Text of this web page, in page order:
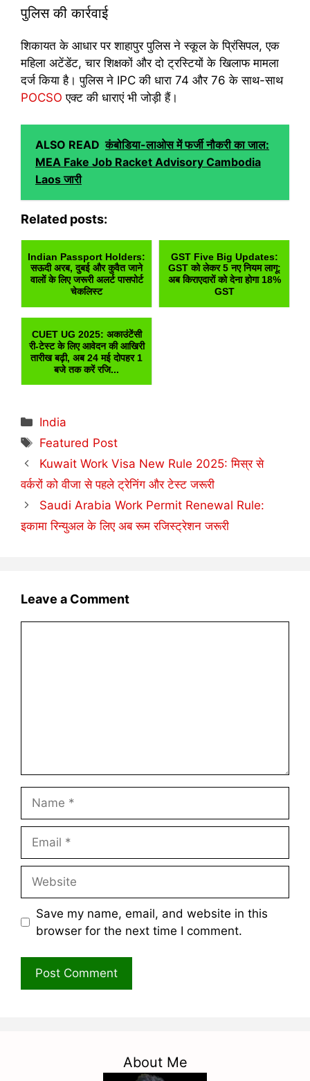
पुलिस की कार्रवाई
शिकायत के आधार पर शाहापुर पुलिस ने स्कूल के प्रिंसिपल, एक
महिला अटेंडेंट, चार शिक्षकों और दो ट्रस्टियों के खिलाफ मामला
दर्ज किया है। पुलिस ने IPC की धारा 74 और 76 के साथ-साथ
POCSO एक्ट की धाराएं भी जोड़ी हैं।
ALSO READ कंबोडिया-लाओस में फर्जी नौकरी का जाल:
MEA Fake Job Racket Advisory Cambodia
Laos जारी
Related posts:
Indian Passport Holders:
सऊदी अरब, दुबई और कुवैत जाने
वालों के लिए जरूरी अलर्ट पासपोर्ट
चेकलिस्ट
GST Five Big Updates:
GST को लेकर 5 नए नियम लागू:
अब किराएदारों को देना होगा 18%
GST
CUET UG 2025: अकाउंटेंसी
री-टेस्ट के लिए आवेदन की आखिरी
तारीख बढ़ी, अब 24 मई दोपहर 1
बजे तक करें रजि...
Categories
India
Tags
Featured Post
Kuwait Work Visa New Rule 2025: मिस्र से
वर्करों को वीजा से पहले ट्रेनिंग और टेस्ट जरूरी
Saudi Arabia Work Permit Renewal Rule:
इकामा रिन्युअल के लिए अब रूम रजिस्ट्रेशन जरूरी
Leave a Comment
Save my name, email, and website in this
browser for the next time I comment.
About Me